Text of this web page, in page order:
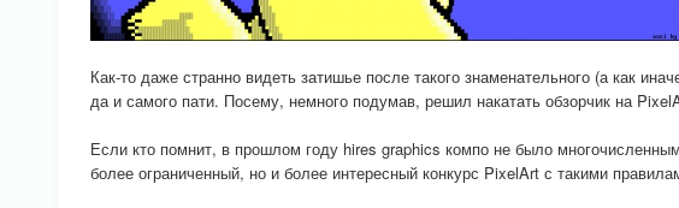
Как-то даже странно видеть затишье после такого знаменательного (а как
да и самого пати. Посему, немного подумав, решил накатать обзорчик на
Если кто помнит, в прошлом году hires graphics компо не было
более ограниченный, но и более интересный конкурс PixelArt с такими